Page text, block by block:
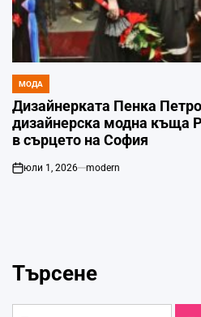
POSTED
IN
МОДА
Дизайнерката Пенка
дизайнерска модна къща
в сърцето на София
on
юли 1, 2026 modern
Търсене